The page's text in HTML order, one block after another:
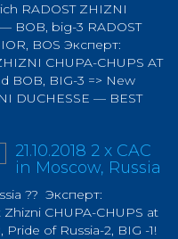
RADOST ZHIZNI
BOB, big-3 RADOST
BOS Эксперт:
CHUPA-CHUPS AT
BOB, BIG-3 => New
DUCHESSE — BEST
21.10.2018 2 х CAC
in Moscow, Russia
?? Эксперт:
CHUPA-CHUPS at
of Russia-2, BIG -1!